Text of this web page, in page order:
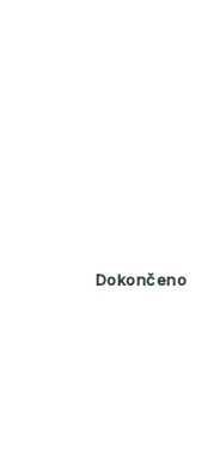
Dokončeno